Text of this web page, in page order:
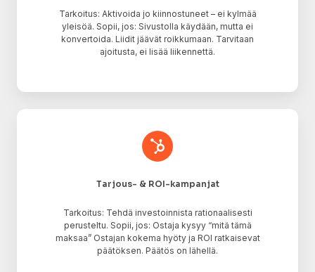
Tarkoitus: Aktivoida jo kiinnostuneet – ei kylmää
yleisöä. Sopii, jos: Sivustolla käydään, mutta ei
konvertoida. Liidit jäävät roikkumaan. Tarvitaan
ajoitusta, ei lisää liikennettä.
Tarjous- & ROI-kampanjat
Tarkoitus: Tehdä investoinnista rationaalisesti
perusteltu. Sopii, jos: Ostaja kysyy “mitä tämä
maksaa” Ostajan kokema hyöty ja ROI ratkaisevat
päätöksen. Päätös on lähellä.
ROI-
kampanjat